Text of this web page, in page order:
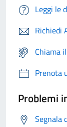
Leggi le
Richiedi
Chiama
Prenota
Problemi
Segnala